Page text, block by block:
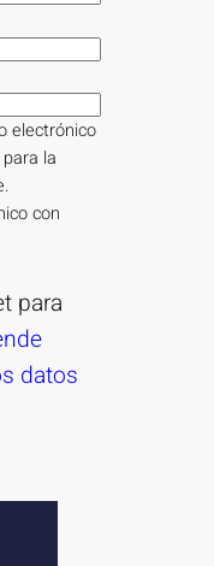
electrónico
la
con
para
datos